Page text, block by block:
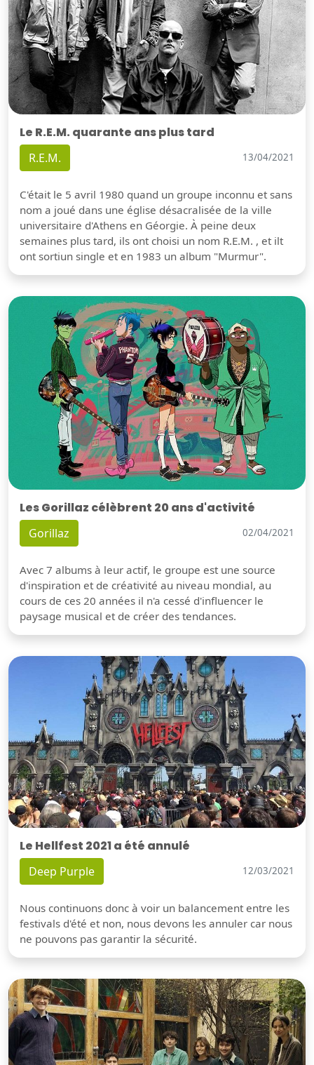
Le R.E.M. quarante ans plus tard
R.E.M. 13/04/2021
C'était le 5 avril 1980 quand un groupe inconnu et sans
nom a joué dans une église désacralisée de la ville
universitaire d'Athens en Géorgie. À peine deux
semaines plus tard, ils ont choisi un nom R.E.M. , et ilt
ont sortiun single et en 1983 un album "Murmur".
Les Gorillaz célèbrent 20 ans d'activité
Gorillaz 02/04/2021
Avec 7 albums à leur actif, le groupe est une source
d'inspiration et de créativité au niveau mondial, au
cours de ces 20 années il n'a cessé d'influencer le
paysage musical et de créer des tendances.
Le Hellfest 2021 a été annulé
Deep Purple 12/03/2021
Nous continuons donc à voir un balancement entre les
festivals d'été et non, nous devons les annuler car nous
ne pouvons pas garantir la sécurité.